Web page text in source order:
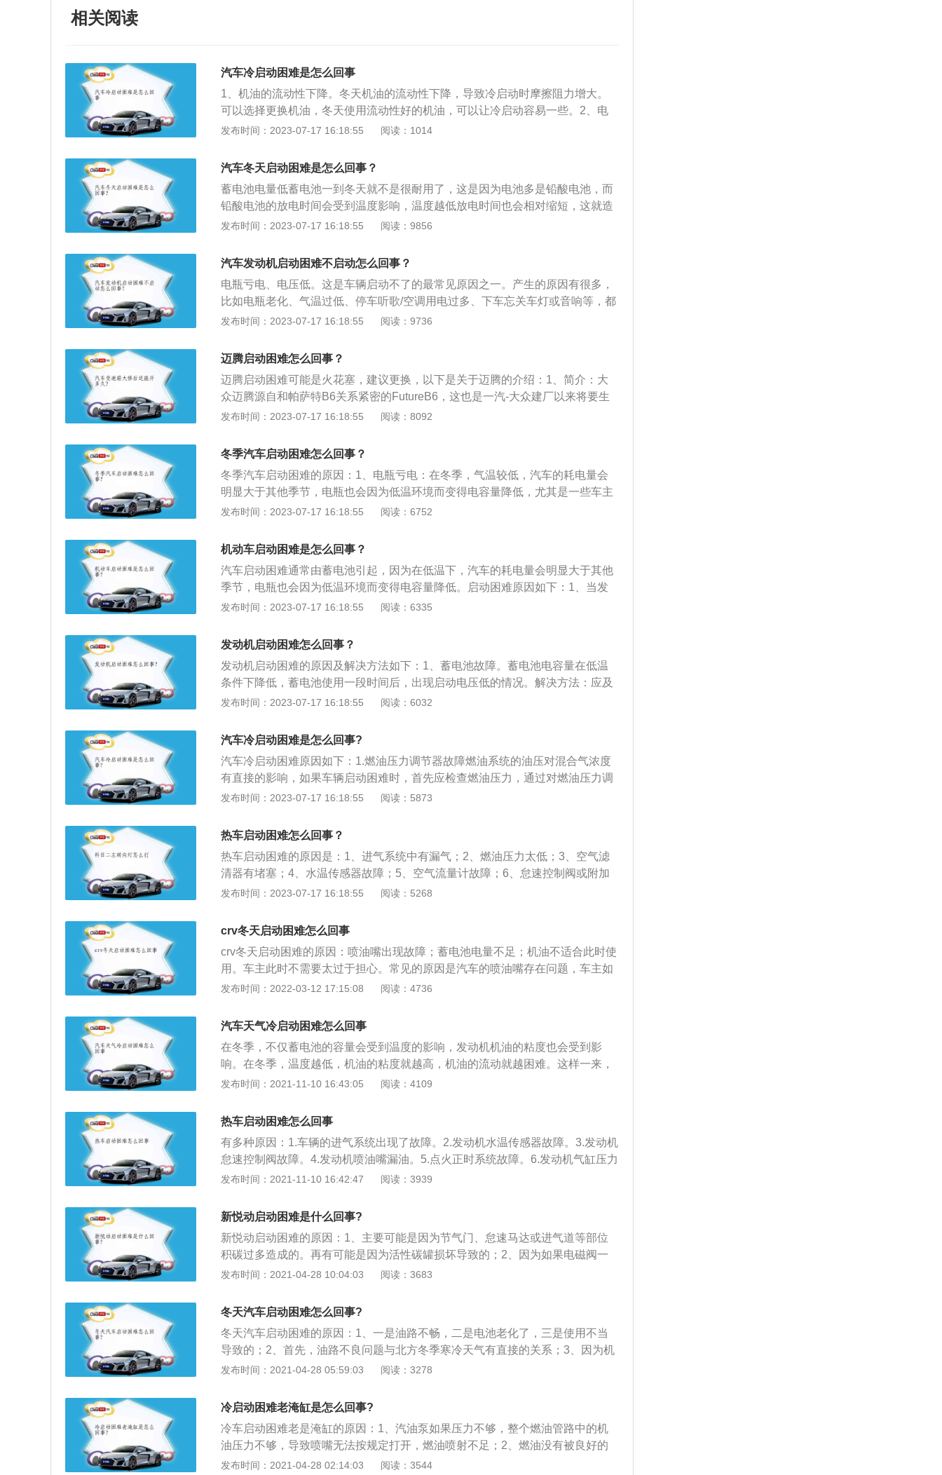
相关阅读
汽车冷启动困难是怎么回事
1、机油的流动性下降。冬天机油的流动性下降，导致冷启动时摩擦阻力增大。
可以选择更换机油，冬天使用流动性好的机油，可以让冷启动容易一些。2、电
池性能变差。汽车电池在冬季充放电性能会变差，起动机转速会下降，无法驱动
时长过长，需要及时更换新的电池。3、积碳过多。发动机内部的积碳过多，冷
启动的时候喷油头喷出的汽油会被积碳吸收，导致冷启动的混合气过稀，启动困
难，只有积碳吸收的汽油饱和，才能打火启动，所以需要及时清理积碳。4、燃
油压力调节器故障。燃油系统的油压对混合气浓度有直接的影响，如果燃油压力
调节器故障，会导致汽车启动困难，更换燃油压力调节器即可。5、冷却液温度
也会很难启动。所以要根据气温变化更换防冻液。6、水温传感器故障。水温传
感器可以检测冷却水的温度，并转化成与温度有关的电压信号，如果水温传感器
出现故障，会导致输出信号出现偏差，影响车辆正常启动，需要更换水温传感
进气门和气缸内壁的汽油汽化不良，部分汽油不能充分挥发和燃烧，会引起气缸
线圈出现故障，就会导致火花塞点火能力不足，汽缸的混合气体不会爆燃，出现
发动机启动困难的现象，需要及时更换故障的点火线圈。9、火花塞不及时更
换。火花塞在使用一定时间后电极间隙会变大，超过标准后它产生的火花能量就
会减弱，无法正常点燃气缸内的混合气体，导致车辆难以启动，更换火花塞即
要给系统建立足够的压力，才能给发动机喷油，这样就会导致冷启动困难。
发布时间：2023-07-17 16:18:55 阅读：1014
汽车冬天启动困难是怎么回事？
蓄电池电量低蓄电池一到冬天就不是很耐用了，这是因为电池多是铅酸电池，而
铅酸电池的放电时间会受到温度影响，温度越低放电时间也会相对缩短，这就造
成汽车蓄电池在冬季的耗电量要比其他季节要大得多。此外，进气系统中空气滤
启动困难的现象。以下是冷启动的故障原因：1、燃油压力调节器故障：燃油系
统的油压对混合气浓度有直接影响。如果难以起动车辆，检查燃油压力。2、燃
油泵和燃油滤清器故障：当车辆难以启动时，燃油泵一般可以正常工作。可能是
燃油泵滤网堵塞或燃油滤清器未畅通导致燃油泵无法吸收足够的燃油，从而导致
燃油供应系统压力不足。3、冷启动系统故障：冷启动系统故障后，冷启动喷油
4、喷油器故障：当汽车喷油器发生故障时，可能是由于喷油器喷孔被胶体物体
堵塞，导致混合气浓度过小或过大。检查以确定是否由于喷油器故障而难以冷启
动。5、水温传感器故障：如果在车辆使用过程中水温传感器出现问题，会导致
发布时间：2023-07-17 16:18:55 阅读：9856
汽车发动机启动困难不启动怎么回事？
电瓶亏电、电压低。这是车辆启动不了的最常见原因之一。产生的原因有很多，
比如电瓶老化、气温过低、停车听歌/空调用电过多、下车忘关车灯或音响等，都
可能导致电瓶的电压不足以启动电机。判断的依据是车灯暗淡，启动时电机无声
电线，或者找邻居借用，并请其他车帮忙搭电，启动车辆。如果此方法行不通，
那就求助附近的维修店。最后的办法则是使用保险公司附赠的免费救援，既省
钱，又省力。
发布时间：2023-07-17 16:18:55 阅读：9736
迈腾启动困难怎么回事？
迈腾启动困难可能是火花塞，建议更换，以下是关于迈腾的介绍：1、简介：大
众迈腾源自和帕萨特B6关系紧密的FutureB6，这也是一汽-大众建厂以来将要生
产和销售的第一款B级轿车。2、特点：源自德国第八代B级车的全新一代迈腾正
级的智能科技，多项C级车专属的高端配置首次加持，再次树立中高级新标杆。
3、外观：迈腾的外观造型经过德国专家精心设计，将时下汽车设计的时尚元素
集于一身，动感大气的造型代表了欧洲最新的汽车设计理念。刚毅的V型前脸稳
健大气，动感时尚的流线型车身线条。
发布时间：2023-07-17 16:18:55 阅读：8092
冬季汽车启动困难怎么回事？
冬季汽车启动困难的原因：1、电瓶亏电：在冬季，气温较低，汽车的耗电量会
明显大于其他季节，电瓶也会因为低温环境而变得电容量降低，尤其是一些车主
因出差或长时间不开车导致电瓶电量丢失过多，在启动车辆时间就会出现启动困
油的流动也越困难，从而使发动机阻力增大，这就造成汽车在冬季的冷启动困
难。3、排气管被冻结：排气管冻结状况主要发生在家与单位之间距离比较近的
车主身上。他们的汽车使用频率低，发动机燃烧后的水汽在排气管的某些部位上
冻结，短途的行驶不足以让这些结冰融化，过一个晚上后又结更多的冰。时间一
长，就会对车辆的起动和排气产生影响。4、发动机性能：当发动机严重磨损或
气缸空气量将减少，气缸压力会降低，气缸压力过低时，发动机将无法起动；又
如燃油泵损坏、点火电路有问题等，都会导致车辆无法起动。
发布时间：2023-07-17 16:18:55 阅读：6752
机动车启动困难是怎么回事？
汽车启动困难通常由蓄电池引起，因为在低温下，汽车的耗电量会明显大于其他
季节，电瓶也会因为低温环境而变得电容量降低。启动困难原因如下：1、当发
动机严重磨损或存在故障时，也会造成启动困难。如气缸与活塞磨损后，密封性
机将无法启动；又如燃油泵损坏、点火电路有问题等，都会导致车辆无法启动。
2、车辆行驶一段时间后，由于外部灰尘进入及燃烧过程中的化学反应，在喷油
嘴部位很容易黏附一些胶质物，这些胶质物会阻塞正常的喷油量影响喷油嘴的感
知灵敏度，造成汽油雾化不好，从而使点火延时，出现车难启动的现象。
发布时间：2023-07-17 16:18:55 阅读：6335
发动机启动困难怎么回事？
发动机启动困难的原因及解决方法如下：1、蓄电池故障。蓄电池电容量在低温
条件下降低，蓄电池使用一段时间后，出现启动电压低的情况。解决方法：应及
时补充蓄电池电解液或更换新的蓄电池。2、机油流速变慢。气温较低时车内机
应使用冬季专用机油。3、排气管冻结或者气门积碳过多。开车时发动机做内燃
运动产生水汽，造成某个部位凝结；气门积碳过多堵塞节气门。解决方法：建议
定期清洗节气门。4、发动机故障。发动机严重磨损时，密封性下降、气缸压力
不足等情况，也会导致启动困难。解决方法：拧出火花塞，擦掉电极间的油污后
装回启动。
发布时间：2023-07-17 16:18:55 阅读：6032
汽车冷启动困难是怎么回事?
汽车冷启动困难原因如下：1.燃油压力调节器故障燃油系统的油压对混合气浓度
有直接的影响，如果车辆启动困难时，首先应检查燃油压力，通过对燃油压力调
节器的检查确定故障位置。2.冷却液温度过低冷却液温度过低,发动机会根据温度
时候也会很难启动。所以根据气候变化适时的更换防冻液很有必要。3.积碳过多
发动机内部的积碳过多时，冷启动喷油头喷出的汽油会被积碳大量吸收，导致冷
启动的混合气过稀，使得启动困难，直到积碳吸收的汽油饱和，才容易着车。4.
喷油嘴故障喷油嘴故障大都体现在冷车尤其是在冬天，冷车启动时发动机的温度
越低所需汽油喷射增大量就越大，这主要是因为发动机低温启动时进气门及气缸
过稀，导致发动机冷启动困难、怠速不稳及熄火，待发动机暖机后故障现象随之
消失。
发布时间：2023-07-17 16:18:55 阅读：5873
热车启动困难怎么回事？
热车启动困难的原因是：1、进气系统中有漏气；2、燃油压力太低；3、空气滤
清器有堵塞；4、水温传感器故障；5、空气流量计故障；6、怠速控制阀或附加
空气阀故障；7、冷启动喷油器不工作；8、喷油器漏油；9、点火正时不正确；1
方法是：1、检查蓄电池状态；2、换合适的机油；3、及时更换火花塞。热车的
方法是：1、发动后30秒至1分钟后上路；2、保持在低车速行驶；3、引擎温度上
升至正常工作温度后正常开车即可。
发布时间：2023-07-17 16:18:55 阅读：5268
crv冬天启动困难怎么回事
crv冬天启动困难的原因：喷油嘴出现故障；蓄电池电量不足；机油不适合此时使
用。车主此时不需要太过于担心。常见的原因是汽车的喷油嘴存在问题，车主如
果需要尽快解决那最保险的方法就是把汽车带去正规的维修店。当然也有可能是
充适合的电量，然后汽车就能正常使用了。如果是因为汽车的机油不适合所致，
那么把机油换成合适的，就可以解决了，因为大多数机油的性能会在冬天时受到
影响导致汽车的运行出现问题。
发布时间：2022-03-12 17:15:08 阅读：4736
汽车天气冷启动困难怎么回事
在冬季，不仅蓄电池的容量会受到温度的影响，发动机机油的粘度也会受到影
响。在冬季，温度越低，机油的粘度就越高，机油的流动就越困难。这样一来，
发动机的阻力就会增大，这就给冬季的汽车启动带来了困难。在这种情况下，应
题，最好到加盟店进行专业的冬季保养，并根据当地情况更换合适的机油。排气
管结冰主要发生在较少上路的汽车上。发动机燃烧产生的水蒸气在排气管的某些
部位冻结。短距离开车不足以融化冰。一夜之后，更多的冰形成了。在冬季，不
仅蓄电池的容量会受到温度的影响，而且发动机机油的粘度也会受到影响。
发布时间：2021-11-10 16:43:05 阅读：4109
热车启动困难怎么回事
有多种原因：1.车辆的进气系统出现了故障。2.发动机水温传感器故障。3.发动机
怠速控制阀故障。4.发动机喷油嘴漏油。5.点火正时系统故障。6.发动机气缸压力
过低。7.车辆蓄电池电量不足。8.车辆的火花塞故障。9.燃油压力过低。机动车辆
进行检测，找到具体的故障原因后对症进行维修，经过维修的车辆可以正常的使
用，如果自己没有办法进行检查，可以联系售后或者是维修厂对车辆进行检测。
发布时间：2021-11-10 16:42:47 阅读：3939
新悦动启动困难是什么回事?
新悦动启动困难的原因：1、主要可能是因为节气门、怠速马达或进气道等部位
积碳过多造成的。再有可能是因为活性碳罐损坏导致的；2、因为如果电磁阀一
直处于开的转态，再夏天暴晒后燃油蒸汽通过碳罐进入进气道，导致发动机启动
喷油嘴跑冒滴漏、火花塞被浓混合气打湿、高温下过多的汽油蒸汽在油箱油管中
形成了气阻。
发布时间：2021-04-28 10:04:03 阅读：3683
冬天汽车启动困难怎么回事?
冬天汽车启动困难的原因：1、一是油路不畅，二是电池老化了，三是使用不当
导致的；2、首先，油路不良问题与北方冬季寒冷天气有直接的关系；3、因为机
油的粘度会随着温度的降低而增大，从而增加发动机的阻力，导致汽车起动困
尽量避免在寒冷的室外长时间停放汽车，尽量选择车库或避风处停车。
发布时间：2021-04-28 05:59:03 阅读：3278
冷启动困难老淹缸是怎么回事?
冷车启动困难老是淹缸的原因：1、汽油泵如果压力不够，整个燃油管路中的机
油压力不够，导致喷嘴无法按规定打开，燃油喷射不足；2、燃油没有被良好的
雾化，在缸筒内就不易被点燃；3、大量的燃油在缸筒内未被点燃，不断的堆
发布时间：2021-04-28 02:14:03 阅读：3544